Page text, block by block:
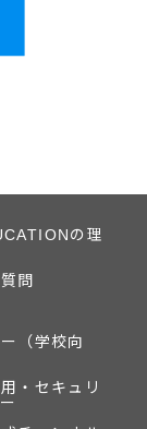
の理
問
（学校向
・セキュリ